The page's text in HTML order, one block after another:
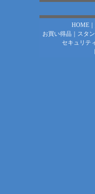
HOME｜
お買い得品
スタ
セキュリテ